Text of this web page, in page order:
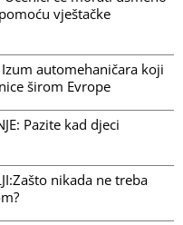
vještačke
Izum automehaničara koji
širom Evrope
Pazite kad djeci
nikada ne treba